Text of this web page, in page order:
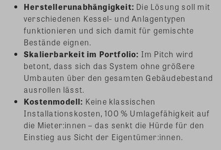
Herstellerunabhängigkeit: Die Lösung soll mit
verschiedenen Kessel- und Anlagentypen
funktionieren und sich damit für gemischte
Bestände eignen.
Skalierbarkeit im Portfolio: Im Pitch wird
betont, dass sich das System ohne größere
Umbauten über den gesamten Gebäudebestand
ausrollen lässt.
Kostenmodell: Keine klassischen
Installationskosten, 100 % Umlagefähigkeit auf
die Mieter:innen – das senkt die Hürde für den
Einstieg aus Sicht der Eigentümer:innen.